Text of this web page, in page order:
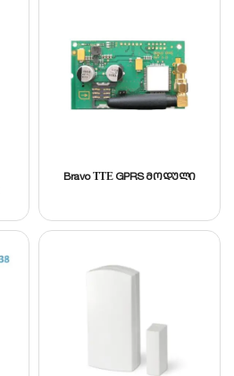
Bravo ТТЕ GPRS მოდული